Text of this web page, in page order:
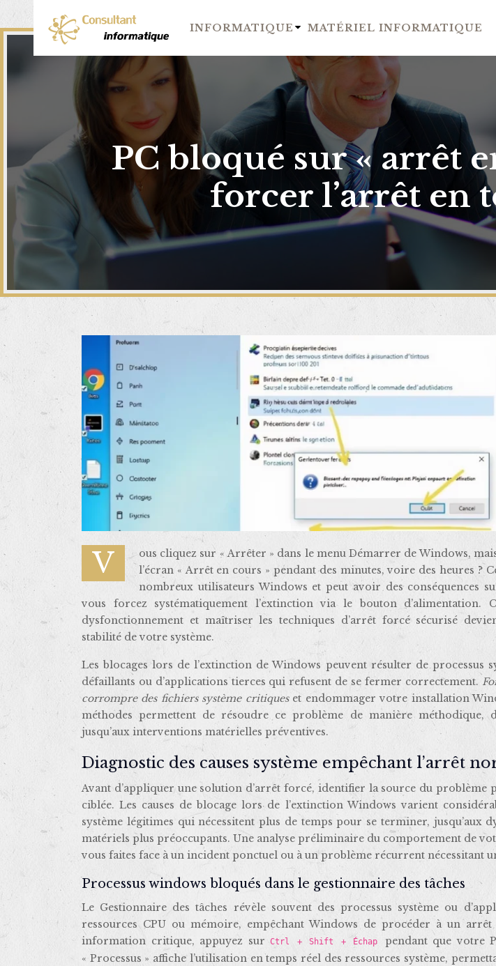
INFORMATIQUE MATÉRIEL INFORMATIQUE
PC bloqué sur « arrêt
forcer l’arrêt en
Vous cliquez sur « Arrêter » dans le menu Démarrer de Windows, mais votre ordinateur reste figé sur
l’écran « Arrêt en cours » pendant des minutes, voire des heures ?
nombreux utilisateurs Windows et peut avoir des conséquences
vous forcez systématiquement l’extinction via le bouton d’alimentation.
dysfonctionnement et maîtriser les techniques d’arrêt forcé sécurisé
stabilité de votre système.
Les blocages lors de l’extinction de Windows peuvent résulter de processus
défaillants ou d’applications tierces qui refusent de se fermer correctement.
corrompre des fichiers système critiques et endommager votre installation
méthodes permettent de résoudre ce problème de manière méthodique,
jusqu’aux interventions matérielles préventives.
Diagnostic des causes système empêchant l’arrêt
Avant d’appliquer une solution d’arrêt forcé, identifier la source du problème
ciblée. Les causes de blocage lors de l’extinction Windows varient
système légitimes qui nécessitent plus de temps pour se terminer, jusqu’aux
matériels plus préoccupants. Une analyse préliminaire du comportement de
vous faites face à un incident ponctuel ou à un problème récurrent nécessitant
Processus windows bloqués dans le gestionnaire des tâches
Le Gestionnaire des tâches révèle souvent des processus système ou
ressources CPU ou mémoire, empêchant Windows de procéder à un
information critique, appuyez sur Ctrl + Shift + Échap
pendant que votre
« Processus » affiche l’utilisation en temps réel des ressources système,